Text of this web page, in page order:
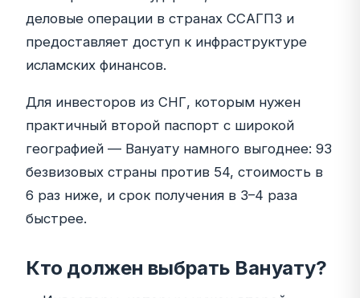
деловые операции в странах ССАГПЗ и
предоставляет доступ к инфраструктуре
исламских финансов.
Для инвесторов из СНГ, которым нужен
практичный второй паспорт с широкой
географией — Вануату намного выгоднее: 93
безвизовых страны против 54, стоимость в
6 раз ниже, и срок получения в 3–4 раза
быстрее.
Кто должен выбрать Вануату?